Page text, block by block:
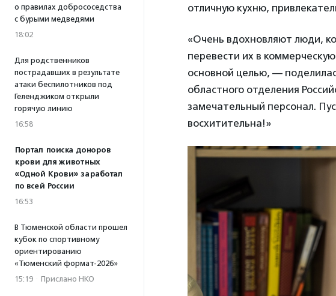
о правилах добрососедства
с бурыми медведями
18:02
Для родственников
пострадавших в результате
атаки беспилотников под
Геленджиком открыли
горячую линию
16:58
Портал поиска доноров
крови для животных
«Одной Крови» заработал
по всей России
16:53
В Тюменской области прошел
кубок по спортивному
ориентированию
«Тюменский формат-2026»
15:19 · Прислано НКО
отличную кухню,
«Очень вдохновляют люди,
перевести их в
основной целью, —
областного отделения
замечательный персонал.
восхитительна!»